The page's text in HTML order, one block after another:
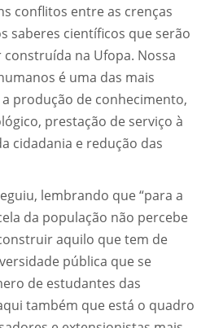
conflitos entre as crenças
saberes científicos que serão
na Ufopa. Nossa
é uma das mais
produção de conhecimento,
prestação de serviço à
cidadania e redução das
lembrando que “para a
da população não percebe
aquilo que tem de
pública que se
de estudantes das
também que está o quadro